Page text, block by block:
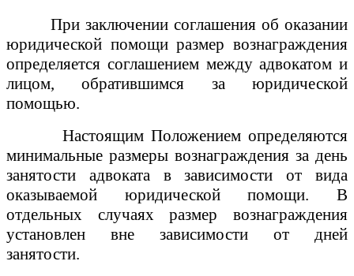
При заключении соглашения об оказании
юридической помощи размер вознаграждения
определяется соглашением между адвокатом и
лицом, обратившимся за юридической
помощью.
Настоящим Положением определяются
минимальные размеры вознаграждения за день
занятости адвоката в зависимости от вида
оказываемой юридической помощи. В
отдельных случаях размер вознаграждения
установлен вне зависимости от дней
занятости.